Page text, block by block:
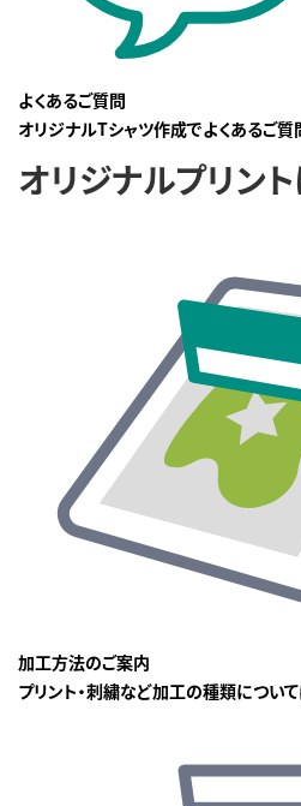
よくあるご質問
オリジナルTシャツ作成でよくあるご質
オリジナルプリン
加工方法のご案内
プリント・刺繍など加工の種類につい